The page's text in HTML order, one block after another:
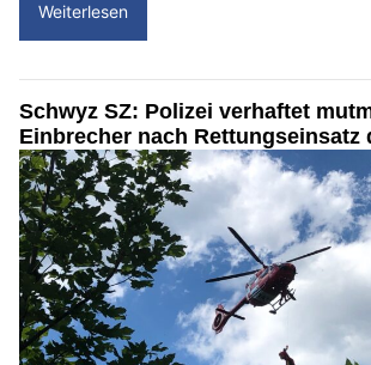
Weiterlesen
Schwyz SZ: Polizei verhaftet
Einbrecher nach Rettungseinsatz